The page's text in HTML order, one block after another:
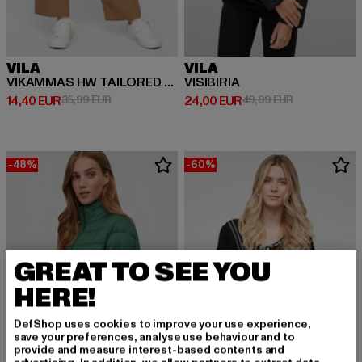
VILA
VIKAMMAS HW TAILORED PANT
14,40 EUR
Derzeitiger Preis: 14,40 EUR
35,99 EURAktionspreis: 35,99 EUR
VILA
VISIBIRIA
24,00 EUR
Derzeitiger Preis: 24,00 EUR
49,99 EURAktionspreis:
-48% -60%
GREAT TO SEE YOU
HERE!
DefShop uses cookies to improve your use experience,
save your preferences, analyse use behaviour and to
provide and measure interest-based contents and